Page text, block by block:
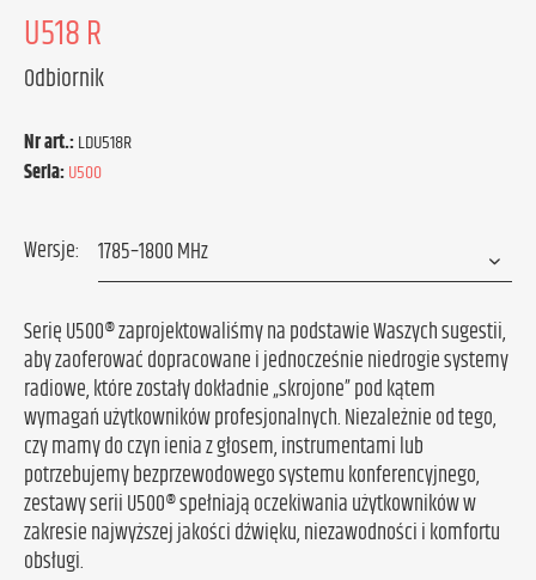
U518 R
Odbiornik
Nr art.:LDU518R
Seria:U500
Wersje:
Serię U500® zaprojektowaliśmy na podstawie Waszych sugestii,
aby zaoferować dopracowane i jednocześnie niedrogie systemy
radiowe, które zostały dokładnie „skrojone” pod kątem
wymagań użytkowników profesjonalnych. Niezależnie od tego,
czy mamy do czyn ienia z głosem, instrumentami lub
potrzebujemy bezprzewodowego systemu konferencyjnego,
zestawy serii U500® spełniają oczekiwania użytkowników w
zakresie najwyższej jakości dźwięku, niezawodności i komfortu
obsługi.